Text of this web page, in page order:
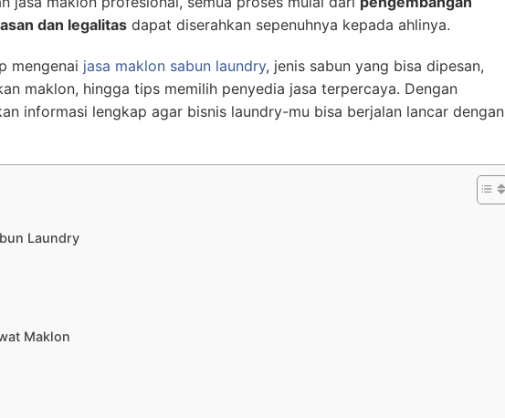
dan legalitas dapat diserahkan sepenuhnya kepada ahlinya.
mengenai jasa maklon sabun laundry, jenis sabun yang bisa dipesan,
maklon, hingga tips memilih penyedia jasa terpercaya. Dengan
informasi lengkap agar bisnis laundry-mu bisa berjalan lancar dengan
Laundry
Maklon